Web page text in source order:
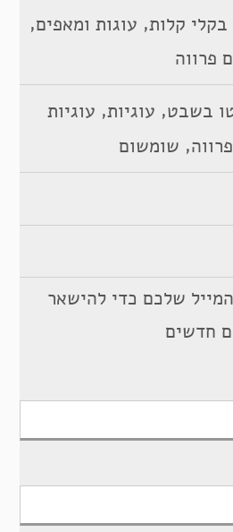
בקלי קלות, עוגות ומאפים,
פרווה
בשבט, עוגיות, עוגיות
פרווה, שומשום
שלכם כדי להישאר
חדשים